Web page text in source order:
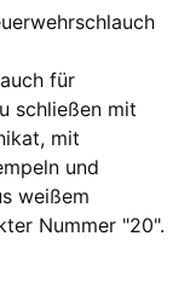
für
schließen mit
mit
und
weißem
Nummer "20".